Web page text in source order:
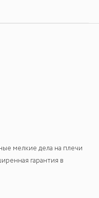
мелкие дела на плечи
гарантия в